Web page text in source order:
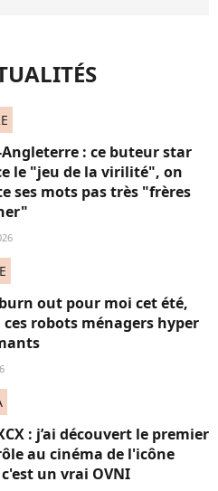
Angleterre : ce buteur star
le "jeu de la virilité", on
ses mots pas très "frères
out pour moi cet été,
ces robots ménagers hyper
: j’ai découvert le premier
au cinéma de l'icône
un vrai OVNI